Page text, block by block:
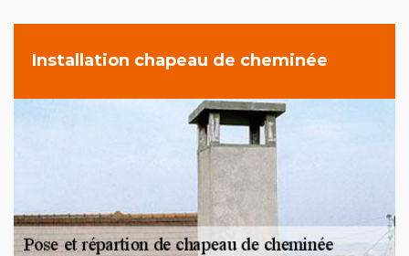
Installation chapeau de cheminée